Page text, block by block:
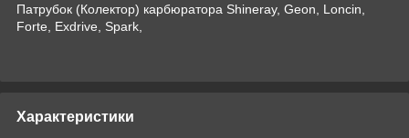
Патрубок (Колектор) карбюратора Shineray, Geon, Loncin,
Forte, Exdrive, Spark,
Характеристики